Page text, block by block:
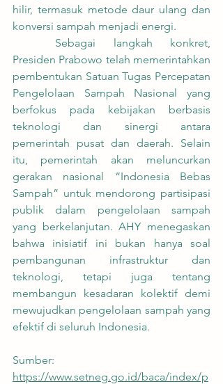
hilir, termasuk metode daur ulang dan
konversi sampah menjadi energi.
Presiden Prabowo telah memerintahkan
pembentukan Satuan Tugas Percepatan
Pengelolaan Sampah Nasional yang
berfokus pada kebijakan berbasis
teknologi dan sinergi antara
pemerintah pusat dan daerah. Selain
itu, pemerintah akan meluncurkan
gerakan nasional “Indonesia Bebas
Sampah” untuk mendorong partisipasi
publik dalam pengelolaan sampah
yang berkelanjutan. AHY menegaskan
bahwa inisiatif ini bukan hanya soal
pembangunan infrastruktur dan
teknologi, tetapi juga tentang
membangun kesadaran kolektif demi
mewujudkan pengelolaan sampah yang
efektif di seluruh Indonesia.
Sumber:
https://www.setneg.go.id/baca/index/p